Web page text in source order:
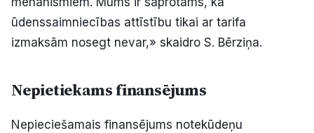
ūdenssaimniecības attīstību tikai ar tarifa
izmaksām nosegt nevar,» skaidro S. Bērziņa.
Nepietiekams finansējums
Nepieciešamais finansējums notekūdeņu